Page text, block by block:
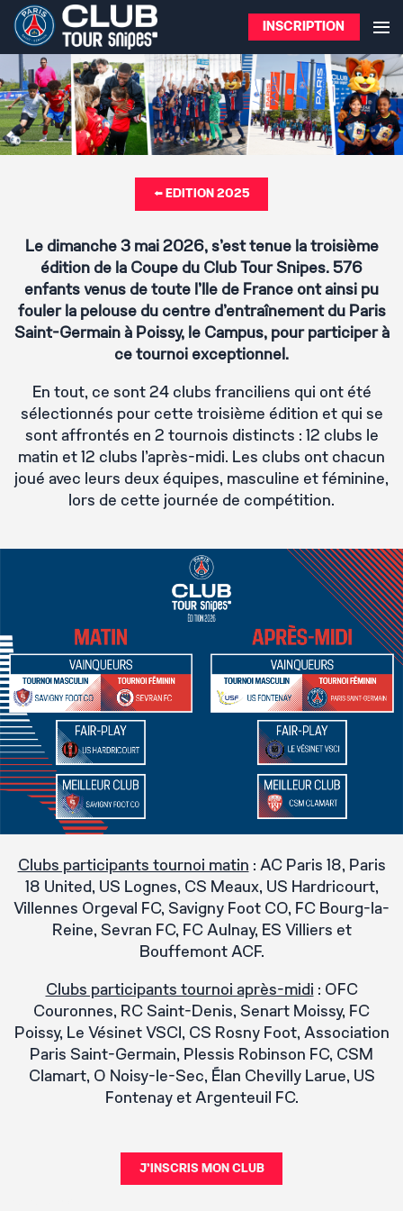
INSCRIPTION
⬅️ EDITION 2025
Le dimanche 3 mai 2026, s’est tenue la troisième
édition de la Coupe du Club Tour Snipes. 576
enfants venus de toute l’Ile de France ont ainsi pu
fouler la pelouse du centre d'entraînement du Paris
Saint-Germain à Poissy, le Campus, pour participer à
ce tournoi exceptionnel.
En tout, ce sont 24 clubs franciliens qui ont été
sélectionnés pour cette troisième édition et qui se
sont affrontés en 2 tournois distincts : 12 clubs le
matin et 12 clubs l'après-midi. Les clubs ont chacun
joué avec leurs deux équipes, masculine et féminine,
lors de cette journée de compétition.
Clubs participants tournoi matin : AC Paris 18, Paris
18 United, US Lognes, CS Meaux, US Hardricourt,
Villennes Orgeval FC, Savigny Foot CO, FC Bourg-la-
Reine, Sevran FC, FC Aulnay, ES Villiers et
Bouffemont ACF.
Clubs participants tournoi après-midi : OFC
Couronnes, RC Saint-Denis, Senart Moissy, FC
Poissy, Le Vésinet VSCI, CS Rosny Foot, Association
Paris Saint-Germain, Plessis Robinson FC, CSM
Clamart, O Noisy-le-Sec, Élan Chevilly Larue, US
Fontenay et Argenteuil FC.
J'INSCRIS MON CLUB